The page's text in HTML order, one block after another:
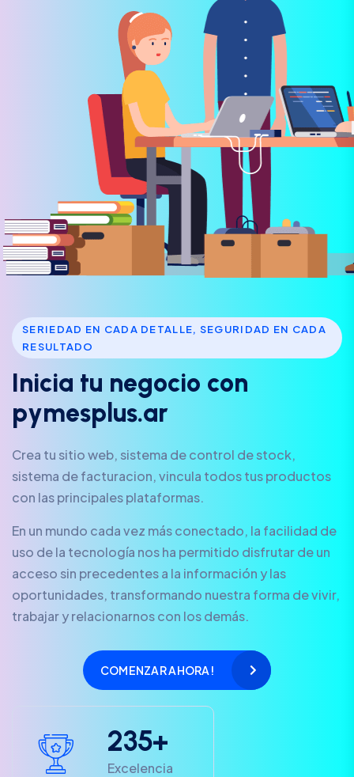
SERIEDAD EN CADA DETALLE, SEGURIDAD EN CADA
RESULTADO
Inicia tu negocio con
pymesp us.ar
Crea tu sitio web, sistema de control de stock,
sistema de facturacion, vincula todos tus productos
con las principales plataformas.
En un mundo cada vez más conectado, la facilidad de
uso de la tecnología nos ha permitido disfrutar de un
acceso sin precedentes a la información y las
oportunidades, transformando nuestra forma de vivir,
trabajar y relacionarnos con los demás.
COMENZAR AHORA!
235+
Excelencia